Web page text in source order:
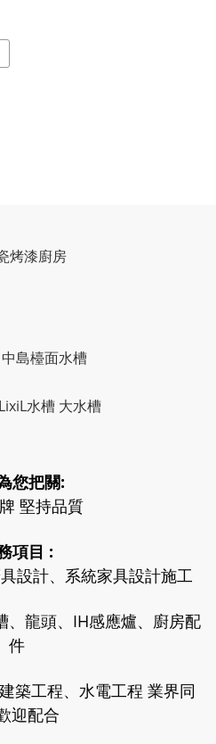
您把關:
堅持品質
項目 :
設計、系統家具設計施工
、龍頭、IH感應爐、廚房配
件
築工程、水電工程 業界同
迎配合